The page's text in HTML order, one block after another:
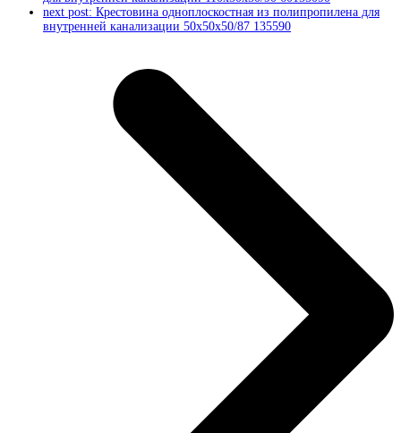
next post: Крестовина одноплоскостная из полипропилена для
внутренней канализации 50х50х50/87 135590